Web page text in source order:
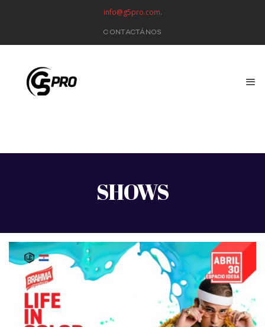
info@g5pro.com.
CONTACTÁNOS
SHOWS